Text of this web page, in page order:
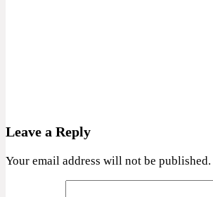
Leave a Reply
Your email address will not be published.